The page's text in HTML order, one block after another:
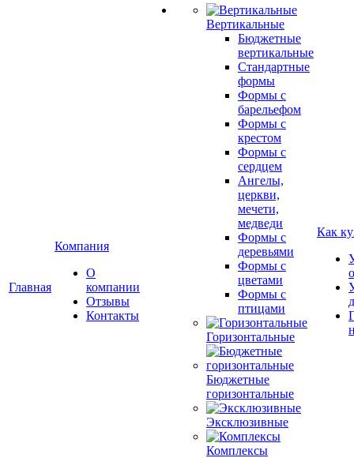
Главная
Компания
О
компании
Отзывы
Контакты
Вертикальные
Бюджетные
вертикальные
Стандартные
формы
Формы с
барельефом
Формы с
крестом
Формы с
сердцем
Ангелы,
церкви,
мечети,
медведи
Формы с
деревьями
Формы с
цветами
Формы с
птицами
Горизонтальные
Бюджетные
горизонтальные
Эксклюзивные
Комплексы
Как